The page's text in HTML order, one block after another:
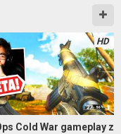
HD
Cold War gameplay z